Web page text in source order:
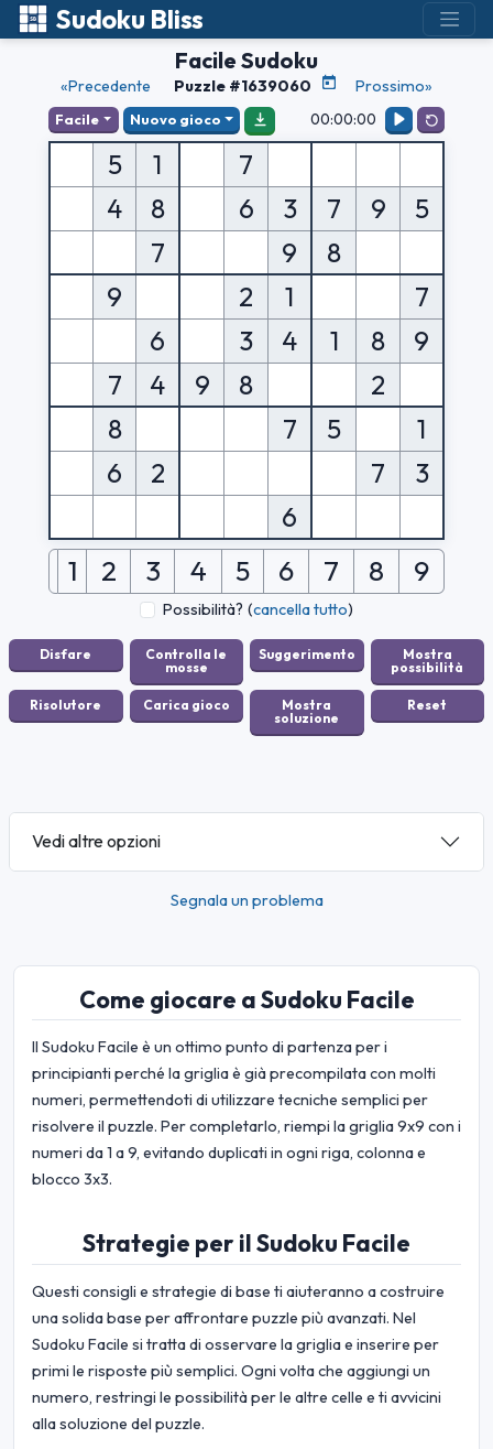
Sudoku Bliss
Facile Sudoku
«Precedente Puzzle #1639060 Prossimo»
Facile Nuovo gioco 00:00:00
5 1
7
4
8 6 3 7 9
5
7
9
8
9
2 1
7
6
3 4 1 8
9
7
4 9 8
2
8
7 5
1
6
2 7
3
6
1 2 3 4 5 6 7 8 9
Possibilità? (cancella tutto)
Vedi altre opzioni
Segnala un problema
Come giocare a Sudoku Facile
Il Sudoku Facile è un ottimo punto di partenza per i
principianti perché la griglia è già precompilata con molti
numeri, permettendoti di utilizzare tecniche semplici per
risolvere il puzzle. Per completarlo, riempi la griglia 9x9 con i
numeri da 1 a 9, evitando duplicati in ogni riga, colonna e
blocco 3x3.
Strategie per il Sudoku Facile
Questi consigli e strategie di base ti aiuteranno a costruire
una solida base per affrontare puzzle più avanzati. Nel
Sudoku Facile si tratta di osservare la griglia e inserire per
primi le risposte più semplici. Ogni volta che aggiungi un
numero, restringi le possibilità per le altre celle e ti avvicini
alla soluzione del puzzle.